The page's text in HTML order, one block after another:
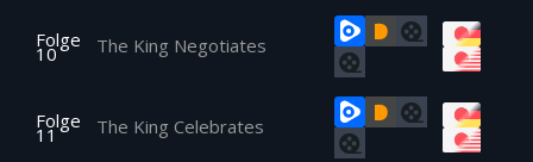
Folge
10 The King Negotiates
Folge
11 The King Celebrates